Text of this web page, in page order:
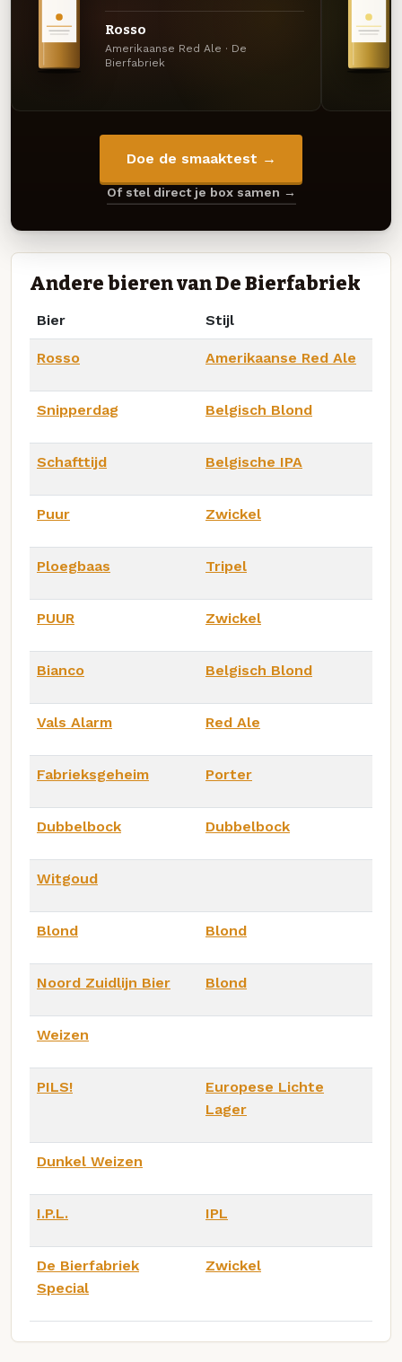
Rosso
Amerikaanse Red Ale · De
Bierfabriek
Doe de smaaktest →
Of stel direct je box samen →
Andere bieren van De Bierfabriek
Bier Stijl
Rosso Amerikaanse Red Ale
Snipperdag Belgisch Blond
Schafttijd Belgische IPA
Puur Zwickel
Ploegbaas Tripel
PUUR Zwickel
Bianco Belgisch Blond
Vals Alarm Red Ale
Fabrieksgeheim Porter
Dubbelbock Dubbelbock
Witgoud
Blond Blond
Noord Zuidlijn Bier Blond
Weizen
PILS!
Europese Lichte
Lager
Dunkel Weizen
I.P.L. IPL
De Bierfabriek
Special
Zwickel